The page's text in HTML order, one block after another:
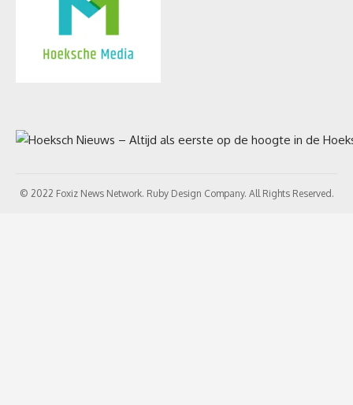
© 2022 Foxiz News Network. Ruby Design Company. All Rights Reserved.